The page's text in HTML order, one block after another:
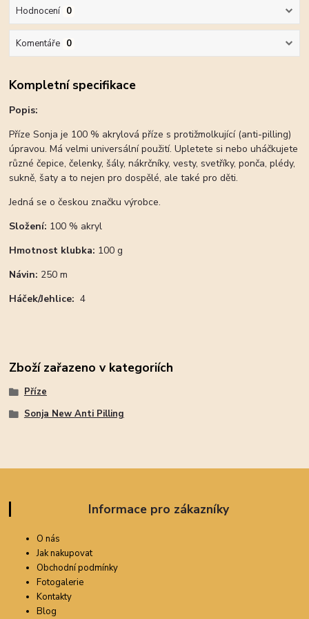
Hodnocení 0
Komentáře 0
Kompletní specifikace
Popis:
Příze Sonja je 100 % akrylová příze s protižmolkující (anti-pilling)
úpravou. Má velmi universální použití. Upletete si nebo uháčkujete
různé čepice, čelenky, šály, nákrčníky, vesty, svetříky, ponča, plédy,
sukně, šaty a to nejen pro dospělé, ale také pro děti.
Jedná se o českou značku výrobce.
Složení: 100 % akryl
Hmotnost klubka: 100 g
Návin: 250 m
Háček/Jehlice: 4
Zboží zařazeno v kategoriích
Příze
Sonja New Anti Pilling
Informace pro zákazníky
O nás
Jak nakupovat
Obchodní podmínky
Fotogalerie
Kontakty
Blog